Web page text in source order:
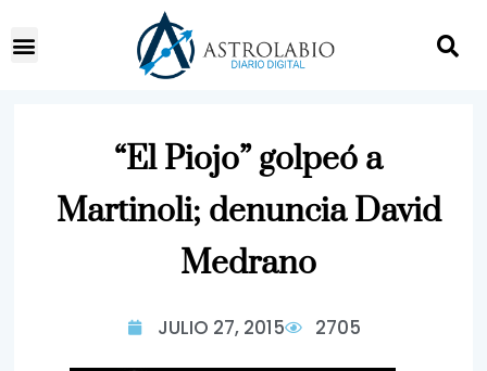
“El Piojo” golpeó a
Martinoli; denuncia David
Medrano
JULIO 27, 2015 2705